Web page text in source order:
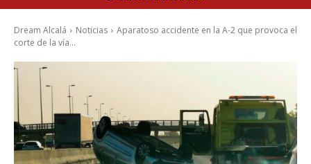
Dream Alcalá Noticias
Aparatoso accidente en la A-2 que provoca el
corte de la vía...